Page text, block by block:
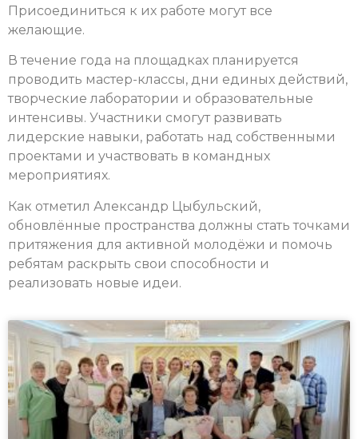
Присоединиться к их работе могут все
желающие.
В течение года на площадках планируется
проводить мастер-классы, дни единых действий,
творческие лаборатории и образовательные
интенсивы. Участники смогут развивать
лидерские навыки, работать над собственными
проектами и участвовать в командных
мероприятиях.
Как отметил Александр Цыбульский,
обновлённые пространства должны стать точками
притяжения для активной молодёжи и помочь
ребятам раскрыть свои способности и
реализовать новые идеи.